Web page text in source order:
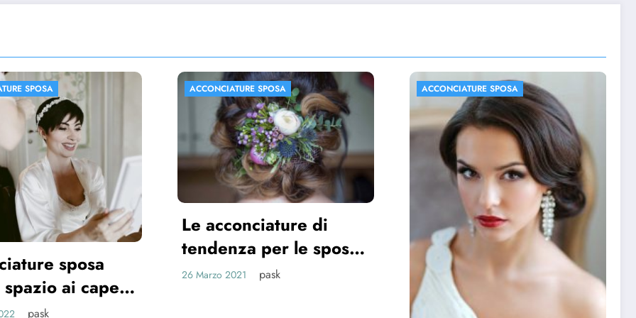
SPOSA
di
per le spose
2021 pask
ACCONCIATURE SPOSA
ACCONCIATURE SPOSA
FOTO MATRIMONIO